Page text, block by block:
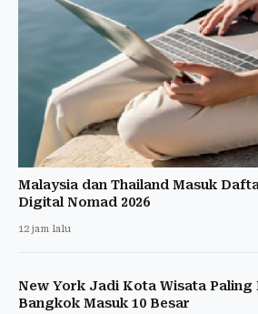
Malaysia dan Thailand Masuk
Digital Nomad 2026
12 jam lalu
New York Jadi Kota Wisata Paling
Bangkok Masuk 10 Besar